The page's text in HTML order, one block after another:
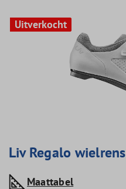
Uitverkocht
Uitverkocht
Liv Regalo
Maattabel